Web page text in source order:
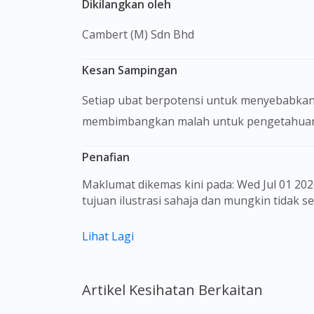
Dikilangkan oleh
Cambert (M) Sdn Bhd
Kesan Sampingan
Setiap ubat berpotensi untuk
membimbangkan malah untuk
Penafian
Maklumat dikemas kini pada: Wed Jul 01 2026 09:23:15 GMT+0000 (Coordinated Universal Time) Gambar barangan yang ditunjukkan hanya untuk
tujuan ilustrasi sahaja dan mungkin tidak
Kandungan laman web ini adalah
untuk membuat diagnosis atau rawatan
sebelum mengambil atau menggunakan
Lihat Lagi
Artikel Kesihatan Berkaitan